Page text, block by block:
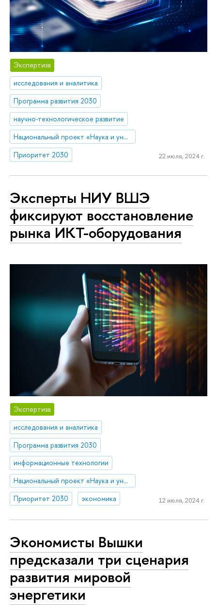
Экспертиза
исследования и аналитика
Программа развития 2030
научно-технологическое развитие
Национальный проект «Наука и университеты»
Приоритет 2030
22 июля, 2024 г.
Эксперты НИУ ВШЭ
фиксируют восстановление
рынка ИКТ-оборудования
Экспертиза
исследования и аналитика
Программа развития 2030
информационные технологии
Национальный проект «Наука и университеты»
Приоритет 2030
экономика 12 июля, 2024 г.
Экономисты Вышки
предсказали три сценария
развития мировой
энергетики